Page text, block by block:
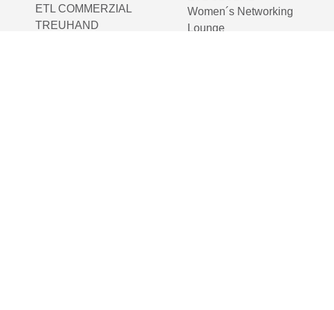
ETL COMMERZIAL
TREUHAND
Women´s Networking
Lounge